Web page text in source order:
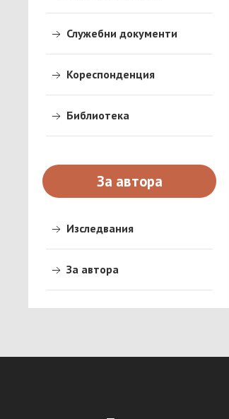
Служебни документи
Кореспонденция
Библиотека
За автора
Изследвания
За автора